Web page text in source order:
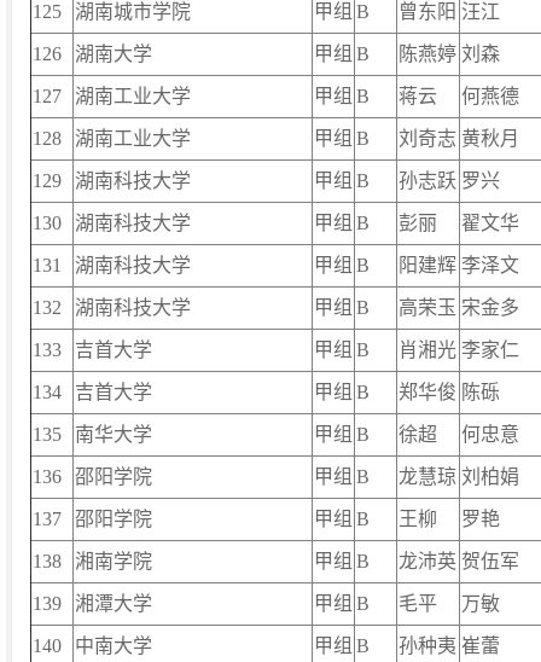
125 湖南城市学院 甲组 B 曾东阳 汪江
126 湖南大学 甲组 B 陈燕婷 刘森
127 湖南工业大学 甲组 B 蒋云 何燕德
128 湖南工业大学 甲组 B 刘奇志 黄秋月
129 湖南科技大学 甲组 B 孙志跃 罗兴
130 湖南科技大学 甲组 B 彭丽 翟文华
131 湖南科技大学 甲组 B 阳建辉 李泽文
132 湖南科技大学 甲组 B 高荣玉 宋金多
133 吉首大学 甲组 B 肖湘光 李家仁
134 吉首大学 甲组 B 郑华俊 陈砾
135 南华大学 甲组 B 徐超 何忠意
136 邵阳学院 甲组 B 龙慧琼 刘柏娟
137 邵阳学院 甲组 B 王柳 罗艳
138 湘南学院 甲组 B 龙沛英 贺伍军
139 湘潭大学 甲组 B 毛平 万敏
140 中南大学 甲组 B 孙种夷 崔蕾